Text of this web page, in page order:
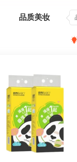
品质美妆